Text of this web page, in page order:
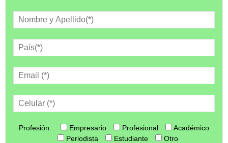
Profesión: Empresario Profesional
Académico
Periodista
Estudiante Otro